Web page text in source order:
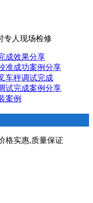
专人现场检修
格实惠,质量保证